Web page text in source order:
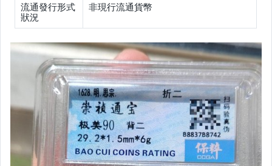
流通發行形式
狀況
非現行流通貨幣